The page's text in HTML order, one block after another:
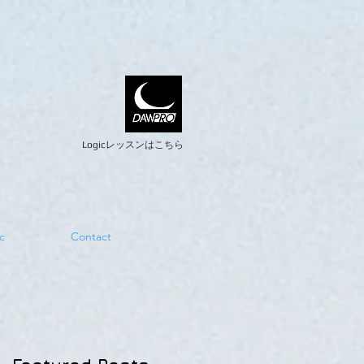
Logicレッスンはこちら
Contact